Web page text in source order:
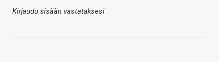
Kirjaudu sisään vastataksesi